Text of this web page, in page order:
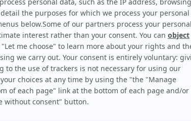
Te agradecemos mucho haber
Para visualizarlo
Ver el caso
no dudes en ponerte en contacto
y casos de uso que van a